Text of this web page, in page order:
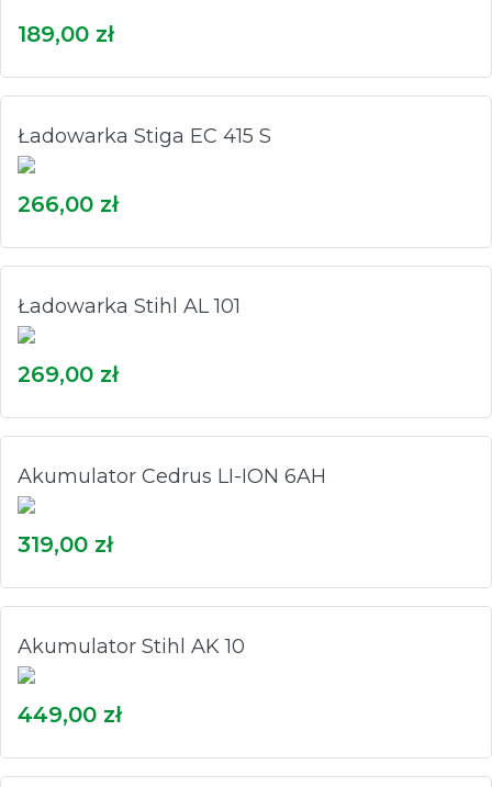
189,00 zł
Ładowarka Stiga EC 415 S
266,00 zł
Ładowarka Stihl AL 101
269,00 zł
Akumulator Cedrus LI-ION 6AH
319,00 zł
Akumulator Stihl AK 10
449,00 zł